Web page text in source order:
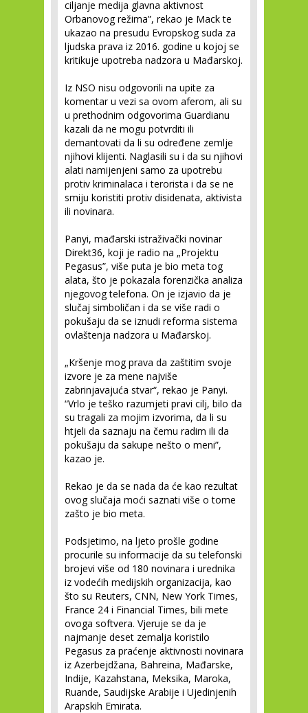
ciljanje medija glavna aktivnost
Orbanovog režima”, rekao je Mack te
ukazao na presudu Evropskog suda za
ljudska prava iz 2016. godine u kojoj se
kritikuje upotreba nadzora u Mađarskoj.
Iz NSO nisu odgovorili na upite za
komentar u vezi sa ovom aferom, ali su
u prethodnim odgovorima Guardianu
kazali da ne mogu potvrditi ili
demantovati da li su određene zemlje
njihovi klijenti. Naglasili su i da su njihovi
alati namijenjeni samo za upotrebu
protiv kriminalaca i terorista i da se ne
smiju koristiti protiv disidenata, aktivista
ili novinara.
Panyi, mađarski istraživački novinar
Direkt36, koji je radio na „Projektu
Pegasus”, više puta je bio meta tog
alata, što je pokazala forenzička analiza
njegovog telefona. On je izjavio da je
slučaj simboličan i da se više radi o
pokušaju da se iznudi reforma sistema
ovlaštenja nadzora u Mađarskoj.
„Kršenje mog prava da zaštitim svoje
izvore je za mene najviše
zabrinjavajuća stvar“, rekao je Panyi.
“Vrlo je teško razumjeti pravi cilj, bilo da
su tragali za mojim izvorima, da li su
htjeli da saznaju na čemu radim ili da
pokušaju da sakupe nešto o meni”,
kazao je.
Rekao je da se nada da će kao rezultat
ovog slučaja moći saznati više o tome
zašto je bio meta.
Podsjetimo, na ljeto prošle godine
procurile su informacije da su telefonski
brojevi više od 180 novinara i urednika
iz vodećih medijskih organizacija, kao
što su Reuters, CNN, New York Times,
France 24 i Financial Times, bili mete
ovoga softvera. Vjeruje se da je
najmanje deset zemalja koristilo
Pegasus za praćenje aktivnosti novinara
iz Azerbejdžana, Bahreina, Mađarske,
Indije, Kazahstana, Meksika, Maroka,
Ruande, Saudijske Arabije i Ujedinjenih
Arapskih Emirata.